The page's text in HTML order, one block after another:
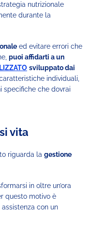
nutrizionale
durante la
ed evitare errori che
puoi affidarti a un
sviluppato dai
individuali,
specifiche che dovrai
vita
riguarda la gestione
in oltre un’ora
questo motivo è
con un